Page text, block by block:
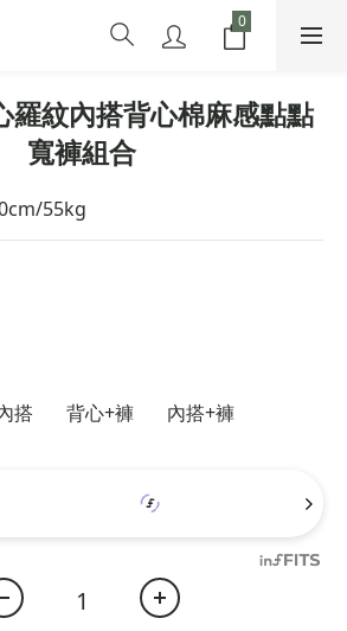
羅紋內搭背心棉麻感點點
寬褲組合
55kg
搭 背心+褲 內搭+褲